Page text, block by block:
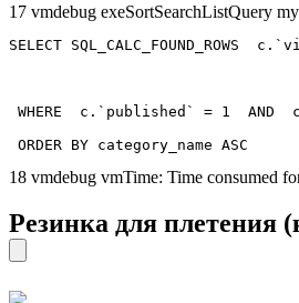
17 vmdebug exeSortSearchListQuery
SELECT
WHERE  c.`published` = 1
ORDER BY category_name ASC
18 vmdebug vmTime: Time consumed
Резинка для плетения